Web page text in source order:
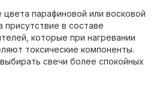
парафиновой или восковой
присутствие в составе
которые при нагревании
токсические компоненты.
свечи более спокойных